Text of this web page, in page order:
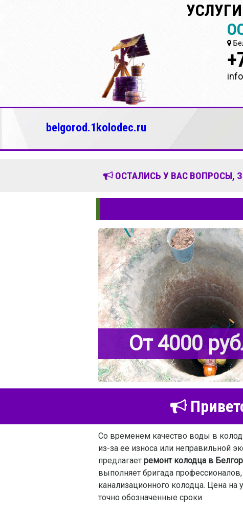
belgorod.1kolodec.ru
ОСТАЛИСЬ У ВАС ВОПРОСЫ,
От 4000
Со временем качество воды в
из-за ее износа или неправильной
предлагает ремонт колодца в
выполняет бригада
канализационного колодца. Цена
точно обозначенные сроки.